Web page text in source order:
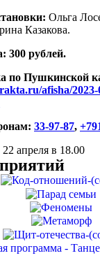
Ольга
Казакова.
300 рублей.
по Пушкинской
afisha/
33-97-87,
22 апреля в 18.00